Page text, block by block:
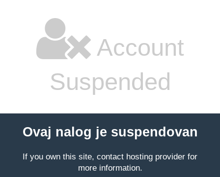
Account
Suspended
Ovaj nalog je suspendovan
If you own this site, contact hosting provider for
more information.